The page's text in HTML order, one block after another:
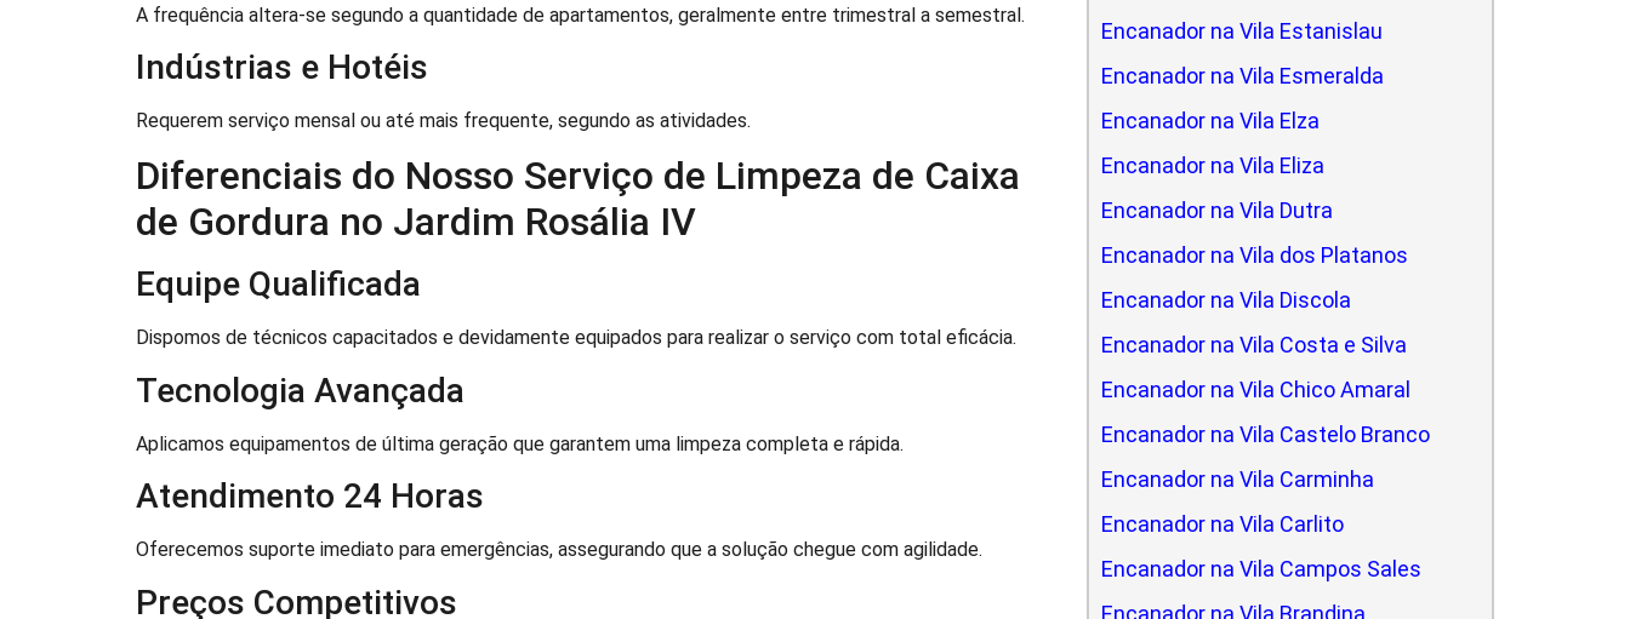
A frequência altera-se segundo a quantidade de apartamentos, geralmente entre trimestral a semestral.
Indústrias e Hotéis
Requerem serviço mensal ou até mais frequente, segundo as atividades.
Diferenciais do Nosso Serviço de Limpeza de Caixa
de Gordura no Jardim Rosália IV
Equipe Qualificada
Dispomos de técnicos capacitados e devidamente equipados para realizar o serviço com total eficácia.
Tecnologia Avançada
Aplicamos equipamentos de última geração que garantem uma limpeza completa e rápida.
Atendimento 24 Horas
Oferecemos suporte imediato para emergências, assegurando que a solução chegue com agilidade.
Preços Competitivos
Encanador na Vila Estanislau
Encanador na Vila Esmeralda
Encanador na Vila Elza
Encanador na Vila Eliza
Encanador na Vila Dutra
Encanador na Vila dos Platanos
Encanador na Vila Discola
Encanador na Vila Costa e Silva
Encanador na Vila Chico Amaral
Encanador na Vila Castelo Branco
Encanador na Vila Carminha
Encanador na Vila Carlito
Encanador na Vila Campos Sales
Encanador na Vila Brandina